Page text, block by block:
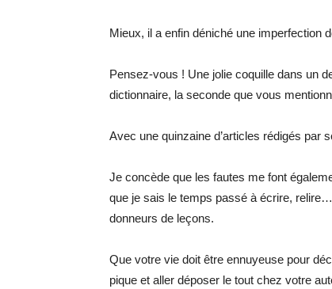
Mieux, il a enfin déniché une imperfection
Pensez-vous ! Une jolie coquille dans un
dictionnaire, la seconde que vous
Avec une quinzaine d’articles rédigés par
Je concède que les fautes me font
que je sais le temps passé à écrire,
donneurs de leçons.
Que votre vie doit être ennuyeuse pour
pique et aller déposer le tout chez votre